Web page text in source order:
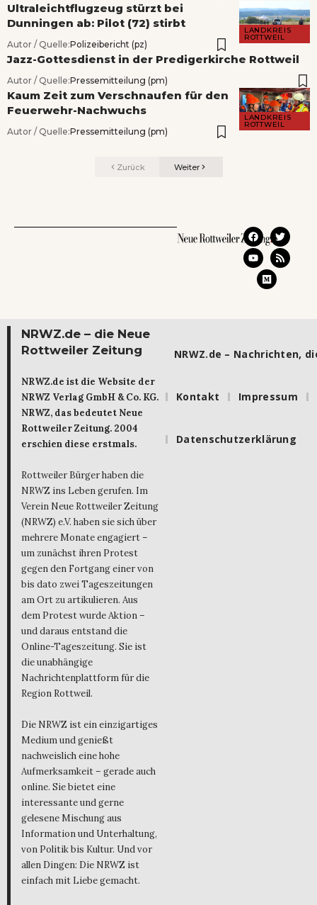
LANDKREIS
ROTTWEIL
Ultraleichtflugzeug stürzt bei
Dunningen ab: Pilot (72) stirbt
Autor / Quelle:Polizeibericht (pz)
Jazz-Gottesdienst in der Predigerkirche Rottweil
Autor / Quelle:Pressemitteilung (pm)
LANDKREIS
ROTTWEIL
Kaum Zeit zum Verschnaufen für den
Feuerwehr-Nachwuchs
Autor / Quelle:Pressemitteilung (pm)
Zurück Weiter
NRWZ.de – die Neue
Rottweiler Zeitung
NRWZ.de ist die Website der
NRWZ Verlag GmbH & Co. KG.
NRWZ, das bedeutet Neue
Rottweiler Zeitung. 2004
erschien diese erstmals.
Rottweiler Bürger haben die
NRWZ ins Leben gerufen. Im
Verein Neue Rottweiler Zeitung
(NRWZ) e.V. haben sie sich über
mehrere Monate engagiert –
um zunächst ihren Protest
gegen den Fortgang einer von
bis dato zwei Tageszeitungen
am Ort zu artikulieren. Aus
dem Protest wurde Aktion –
und daraus entstand die
Online-Tageszeitung. Sie ist
die unabhängige
Nachrichtenplattform für die
Region Rottweil.
Die NRWZ ist ein einzigartiges
Medium und genießt
nachweislich eine hohe
Aufmerksamkeit – gerade auch
online. Sie bietet eine
interessante und gerne
gelesene Mischung aus
Information und Unterhaltung,
von Politik bis Kultur. Und vor
allen Dingen: Die NRWZ ist
einfach mit Liebe gemacht.
NRWZ.de – Nachrichten,
Kontakt Impressum
Datenschutzerklärung